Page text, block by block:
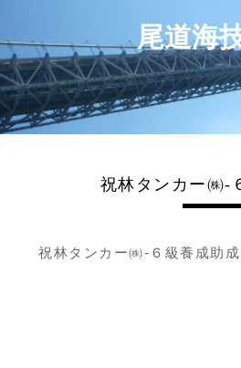
祝林タンカー㈱-
祝林タンカー㈱-６級養成助成
尾道海